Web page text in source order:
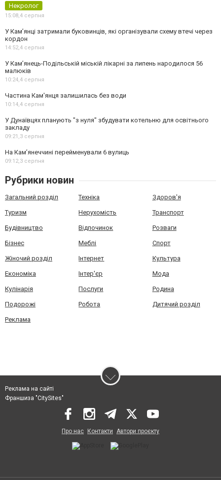
Некролог
15:08,4 серпня
У Кам’янці затримали буковинців, які організували схему втечі через
кордон
14:52,4 серпня
У Кам’янець-Подільській міській лікарні за липень народилося 56
малюків
10:24,4 серпня
Частина Кам'янця залишилась без води
10:14,4 серпня
У Дунаївцях планують "з нуля" збудувати котельню для освітнього
закладу
09:21,3 серпня
На Камʼянеччині перейменували 6 вулиць
09:12,3 серпня
Рубрики новин
Загальний розділ Техніка Здоров'я
Туризм Нерухомість Транспорт
Будівництво Відпочинок Розваги
Бізнес Меблі Спорт
Жіночий розділ Інтернет Культура
Економіка Інтер'єр Мода
Кулінарія Послуги Родина
Подорожі Робота Дитячий розділ
Реклама
Реклама на сайті
Франшиза "CitySites"
Про нас Контакти Автори проєкту